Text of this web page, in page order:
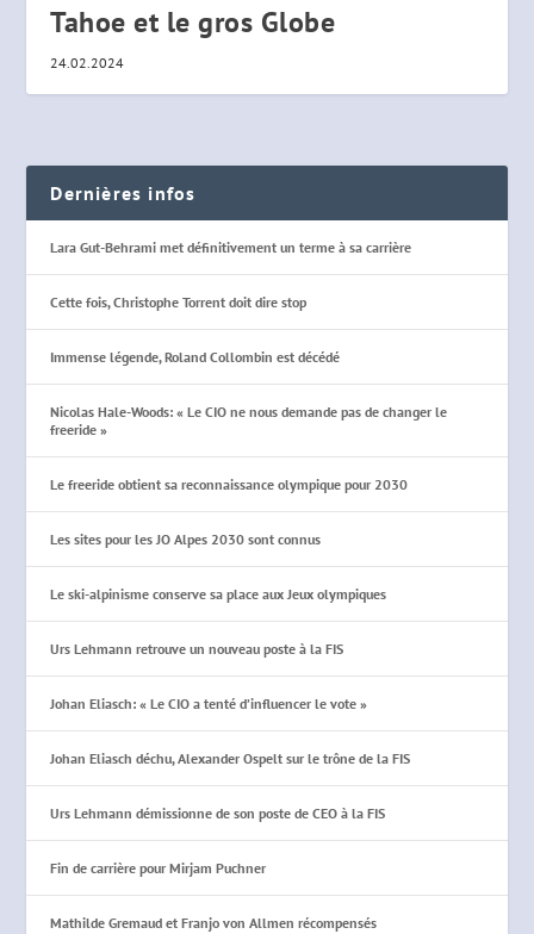
Tahoe et le gros Globe
24.02.2024
Dernières infos
Lara Gut-Behrami met définitivement un terme à sa carrière
Cette fois, Christophe Torrent doit dire stop
Immense légende, Roland Collombin est décédé
Nicolas Hale-Woods: « Le CIO ne nous demande pas de changer le
freeride »
Le freeride obtient sa reconnaissance olympique pour 2030
Les sites pour les JO Alpes 2030 sont connus
Le ski-alpinisme conserve sa place aux Jeux olympiques
Urs Lehmann retrouve un nouveau poste à la FIS
Johan Eliasch: « Le CIO a tenté d’influencer le vote »
Johan Eliasch déchu, Alexander Ospelt sur le trône de la FIS
Urs Lehmann démissionne de son poste de CEO à la FIS
Fin de carrière pour Mirjam Puchner
Mathilde Gremaud et Franjo von Allmen récompensés